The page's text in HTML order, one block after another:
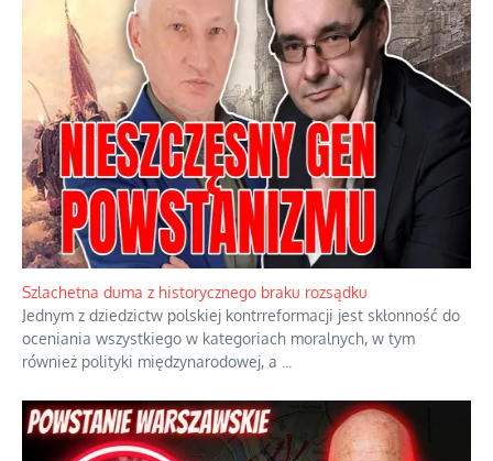
Szlachetna duma z historycznego braku rozsądku
Jednym z dziedzictw polskiej kontrreformacji jest skłonność do
oceniania wszystkiego w kategoriach moralnych, w tym
również polityki międzynarodowej, a